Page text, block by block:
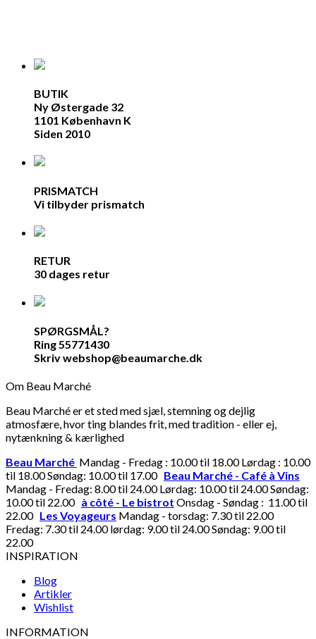
BUTIK
Ny Østergade 32
1101 København K
Siden 2010
PRISMATCH
Vi tilbyder prismatch
RETUR
30 dages retur
SPØRGSMÅL?
Ring 55771430
Skriv webshop@beaumarche.dk
Om Beau Marché
Beau Marché er et sted med sjæl, stemning og dejlig
atmosfære, hvor ting blandes frit, med tradition - eller ej,
nytænkning & kærlighed
Beau Marché Mandag - Fredag : 10.00 til 18.00 Lørdag : 10.00
til 18.00 Søndag: 10.00 til 17.00 Beau Marché - Café à Vins
Mandag - Fredag: 8.00 til 24.00 Lørdag: 10.00 til 24.00 Søndag:
10.00 til 22.00 à côté - Le bistrot Onsdag - Søndag : 11.00 til
22.00 Les Voyageurs Mandag - torsdag: 7.30 til 22.00
Fredag: 7.30 til 24.00 lørdag: 9.00 til 24.00 Søndag: 9.00 til
22.00
INSPIRATION
Blog
Artikler
Wishlist
INFORMATION